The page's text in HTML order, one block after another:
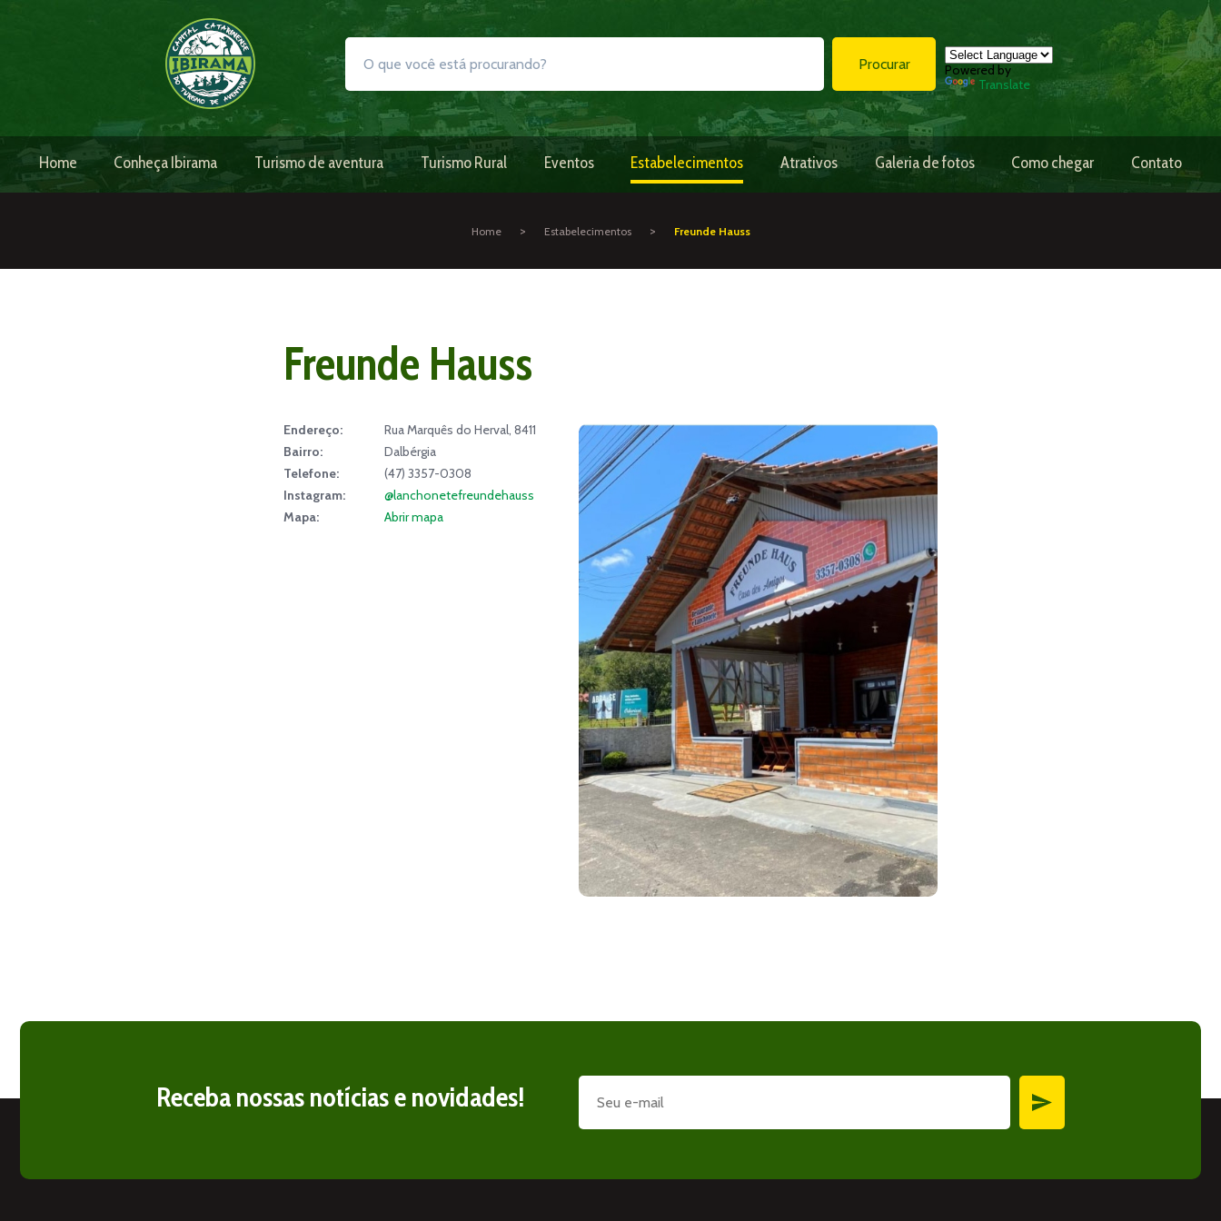
Procurar
Powered by
Translate
Home Conheça Ibirama Turismo de aventura Turismo Rural Eventos Estabelecimentos Atrativos Galeria de fotos Como chegar Contato
Home > Estabelecimentos > Freunde Hauss
Freunde Hauss
Endereço:
Rua Marquês do Herval, 8411
Bairro:
Dalbérgia
Telefone:
(47) 3357-0308
Instagram:
@lanchonetefreundehauss
Mapa:
Abrir mapa
Receba nossas notícias e novidades!